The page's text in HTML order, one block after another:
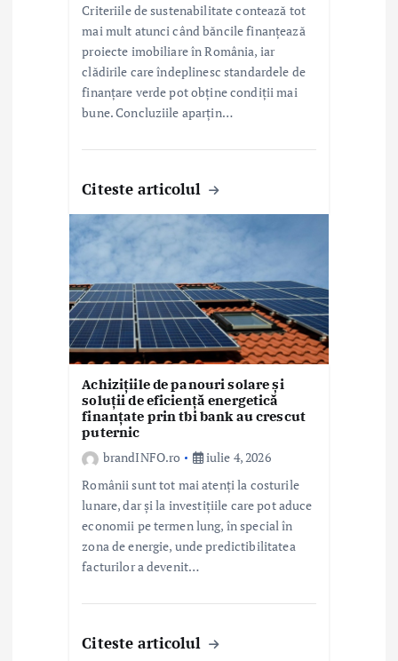
Criteriile de sustenabilitate contează tot
mai mult atunci când băncile finanțează
proiecte imobiliare în România, iar
clădirile care îndeplinesc standardele de
finanțare verde pot obține condiții mai
bune. Concluziile aparțin…
Citeste articolul
Achizițiile de panouri solare și
soluții de eficiență energetică
finanțate prin tbi bank au crescut
puternic
brandINFO.ro
iulie 4, 2026
Românii sunt tot mai atenți la costurile
lunare, dar și la investițiile care pot aduce
economii pe termen lung, în special în
zona de energie, unde predictibilitatea
facturilor a devenit…
Citeste articolul